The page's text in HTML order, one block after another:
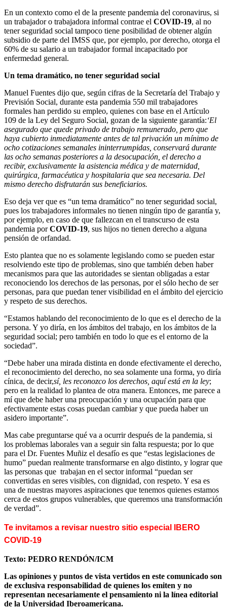
En un contexto como el de la presente pandemia del coronavirus, si
un trabajador o trabajadora informal contrae el COVID-19, al no
tener seguridad social tampoco tiene posibilidad de obtener algún
subsidio de parte del IMSS que, por ejemplo, por derecho, otorga el
60% de su salario a un trabajador formal incapacitado por
enfermedad general.
Un tema dramático, no tener seguridad social
Manuel Fuentes dijo que, según cifras de la Secretaría del Trabajo y
Previsión Social, durante esta pandemia 550 mil trabajadores
formales han perdido su empleo, quienes con base en el Artículo
109 de la Ley del Seguro Social, gozan de la siguiente garantía:‘El
asegurado que quede privado de trabajo remunerado, pero que
haya cubierto inmediatamente antes de tal privación un mínimo de
ocho cotizaciones semanales ininterrumpidas, conservará durante
las ocho semanas posteriores a la desocupación, el derecho a
recibir, exclusivamente la asistencia médica y de maternidad,
quirúrgica, farmacéutica y hospitalaria que sea necesaria. Del
mismo derecho disfrutarán sus beneficiarios.
Eso deja ver que es “un tema dramático” no tener seguridad social,
pues los trabajadores informales no tienen ningún tipo de garantía y,
por ejemplo, en caso de que fallezcan en el transcurso de esta
pandemia porCOVID-19, sus hijos no tienen derecho a alguna
pensión de orfandad.
Esto plantea que no es solamente legislando como se pueden estar
resolviendo este tipo de problemas, sino que también deben haber
mecanismos para que las autoridades se sientan obligadas a estar
reconociendo los derechos de las personas, por el sólo hecho de ser
personas, para que puedan tener visibilidad en el ámbito del ejercicio
y respeto de sus derechos.
“Estamos hablando del reconocimiento de lo que es el derecho de la
persona. Y yo diría, en los ámbitos del trabajo, en los ámbitos de la
seguridad social; pero también en todo lo que es el entorno de la
sociedad”.
“Debe haber una mirada distinta en donde efectivamente el derecho,
el reconocimiento del derecho, no sea solamente una forma, yo diría
cínica, de decir,sí, les reconozco los derechos, aquí está en la ley;
pero en la realidad lo plantea de otra manera. Entonces, me parece a
mí que debe haber una preocupación y una ocupación para que
efectivamente estas cosas puedan cambiar y que pueda haber un
asidero importante”.
Mas cabe preguntarse qué va a ocurrir después de la pandemia, si
los problemas laborales van a seguir sin falta respuesta; por lo que
para el Dr. Fuentes Muñiz el desafío es que “estas legislaciones de
humo” puedan realmente transformarse en algo distinto, y lograr que
las personas que trabajan en el sector informal “puedan ser
convertidas en seres visibles, con dignidad, con respeto. Y esa es
una de nuestras mayores aspiraciones que tenemos quienes estamos
cerca de estos grupos vulnerables, que queremos una transformación
de verdad”.
Te invitamos a revisar nuestro sitio especial IBERO
COVID-19
Texto: PEDRO RENDÓN/ICM
Las opiniones y puntos de vista vertidos en este comunicado son
de exclusiva responsabilidad de quienes los emiten y no
representan necesariamente el pensamiento ni la línea editorial
de la Universidad Iberoamericana.